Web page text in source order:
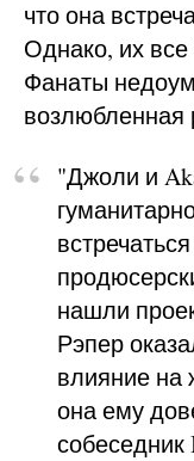
что она
Однако, их
Фанаты
"Джоли и
нашли
Рэпер
влияние на
она ему
собеседник